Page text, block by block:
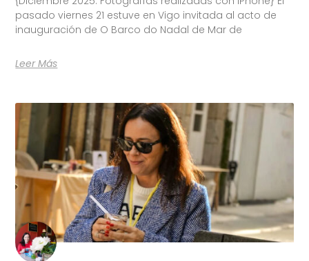
pasado viernes 21 estuve en Vigo invitada al acto de
inauguración de O Barco do Nadal de Mar de
Leer Más